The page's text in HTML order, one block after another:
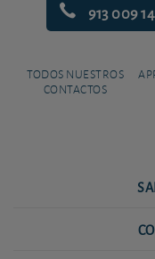
913 009
TODOS NUESTROS
CONTACTOS